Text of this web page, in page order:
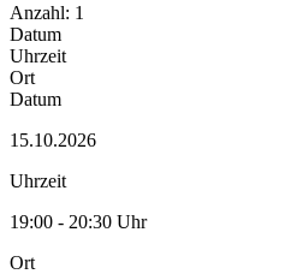
Anzahl: 1
Datum
Uhrzeit
Ort
Datum
15.10.2026
Uhrzeit
19:00 - 20:30 Uhr
Ort